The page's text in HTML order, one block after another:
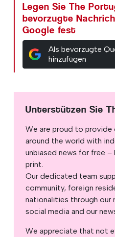
Legen Sie The
bevorzugte
Google fest
Als bevorzugte
hinzufügen
Unterstützen Sie
We are proud to provide
around the world with
unbiased news for free –
print.
Our dedicated team
community, foreign
nationalities through our
social media and our
We appreciate that not